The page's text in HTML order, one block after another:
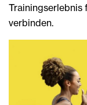
Trainingserlebnis
verbinden.